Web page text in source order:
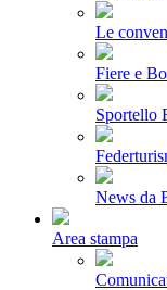
Le
Fiere e
Sportello
News da
Area stampa